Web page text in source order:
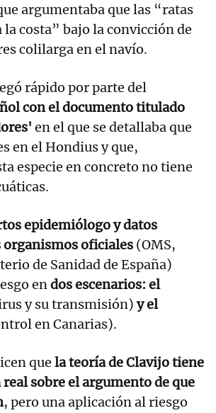
argumentaba que las “ratas
la costa” bajo la convicción de
colilarga en el navío.
rápido por parte del
con el documento titulado
en el que se detallaba que
en el Hondius y que,
especie en concreto no tiene
epidemiólogo y datos
organismos oficiales (OMS,
de Sanidad de España)
endos escenarios: el
y su transmisión) y el
en Canarias).
que la teoría de Clavijo tiene
real sobre el argumento de que
, pero una aplicación al riesgo